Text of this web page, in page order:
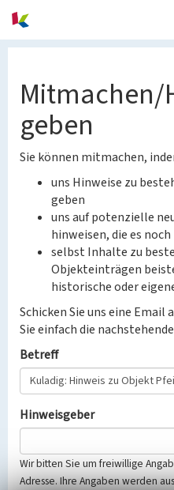
Mitmachen/
geben
Sie können mitmachen,
uns Hinweise zu
geben
uns auf potenzielle
hinweisen, die es
selbst Inhalte zu
Objekteinträgen
historische oder
Schicken Sie uns eine Email
Sie einfach die
Betreff
Hinweisgeber
Wir bitten Sie um freiwillige
Adresse. Ihre Angaben werden